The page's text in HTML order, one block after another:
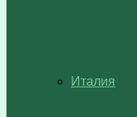
Италия